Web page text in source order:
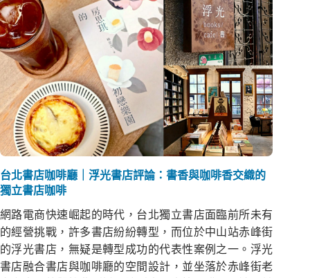
台北書店咖啡廳｜浮光書店評論：書香與咖啡香交織的
獨立書店咖啡
網路電商快速崛起的時代，台北獨立書店面臨前所未有
的經營挑戰，許多書店紛紛轉型，而位於中山站赤峰街
的浮光書店，無疑是轉型成功的代表性案例之一。浮光
書店融合書店與咖啡廳的空間設計，並坐落於赤峰街老